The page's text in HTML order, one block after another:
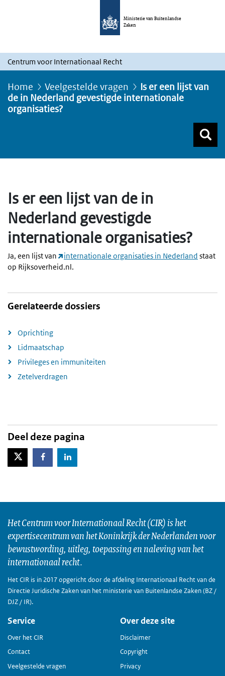
Ministerie van Buitenlandse
Zaken
Centrum voor Internationaal Recht
Home Veelgestelde vragen
Is er een lijst van
de in Nederland gevestigde internationale
organisaties?
Is er een lijst van de in
Nederland gevestigde
internationale organisaties?
Ja, een lijst van internationale organisaties in Nederland staat
op Rijksoverheid.nl.
Gerelateerde dossiers
Oprichting
Lidmaatschap
Privileges en immuniteiten
Zetelverdragen
Deel deze pagina
X-TwitterFacebookLinkedIn
Het Centrum voor Internationaal Recht (CIR) is het
expertisecentrum van het Koninkrijk der Nederlanden voor
bewustwording, uitleg, toepassing en naleving van het
internationaal recht.
Het CIR is in 2017 opgericht door de afdeling Internationaal Recht van de
Directie Juridische Zaken van het ministerie van Buitenlandse Zaken (BZ /
DJZ / IR).
Service
Over het CIR
Contact
Veelgestelde vragen
Over deze site
Disclaimer
Copyright
Privacy